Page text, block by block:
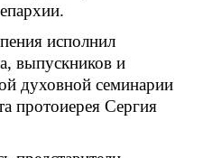
исполнил
выпускников и
духовной семинарии
протоиерея Сергия